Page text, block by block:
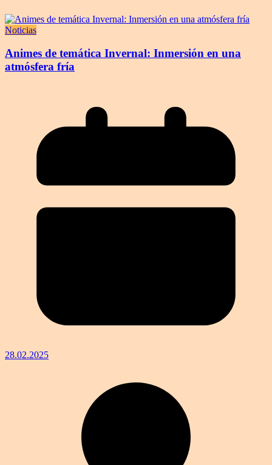
Noticias
Animes de temática Invernal: Inmersión en una
atmósfera fría
28.02.2025